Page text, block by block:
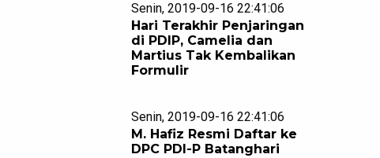
Senin, 2019-09-16 22:41:06
Hari Terakhir Penjaringan
di PDIP, Camelia dan
Martius Tak Kembalikan
Formulir
Senin, 2019-09-16 22:41:06
M. Hafiz Resmi Daftar ke
DPC PDI-P Batanghari